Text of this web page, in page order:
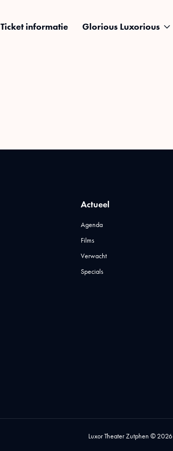
Ticket informatie Glorious Luxorious
Actueel
Agenda
Films
Verwacht
Specials
Luxor Theater Zutphen © 2026